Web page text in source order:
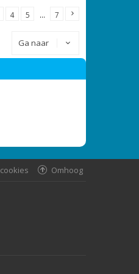
4 5 … 7
Ga naar
Omhoog